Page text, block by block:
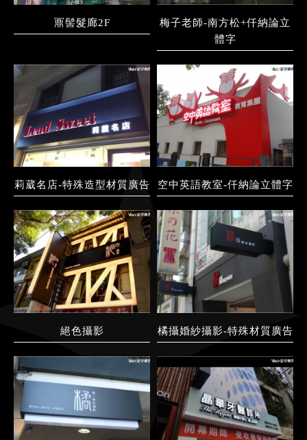
鼏髻髮廊2F
梅子老師-南方松+仟納論立
體字
莉葳名店-特殊造型材質廣告 空中英語教室-仟納論立體字
絕色攝影 橘攝婚紗攝影-特殊材質廣告